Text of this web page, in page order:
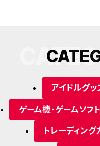
CATE
アイドルグッ
ゲーム機・ゲームソフト
トレーディング